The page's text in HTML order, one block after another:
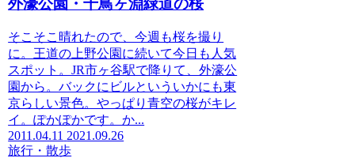
外濠公園・千鳥ヶ淵緑道の桜
そこそこ晴れたので、今週も桜を撮り
に。王道の上野公園に続いて今日も人気
スポット。JR市ヶ谷駅で降りて、外濠公
園から。バックにビルといういかにも東
京らしい景色。やっぱり青空の桜がキレ
イ。ぽかぽかです。か...
2011.04.11 2021.09.26
旅行・散歩